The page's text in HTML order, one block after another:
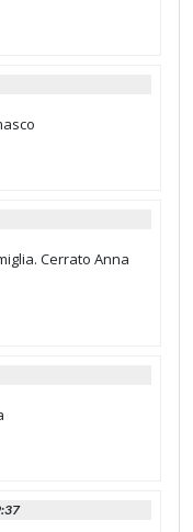
Cerrato Anna